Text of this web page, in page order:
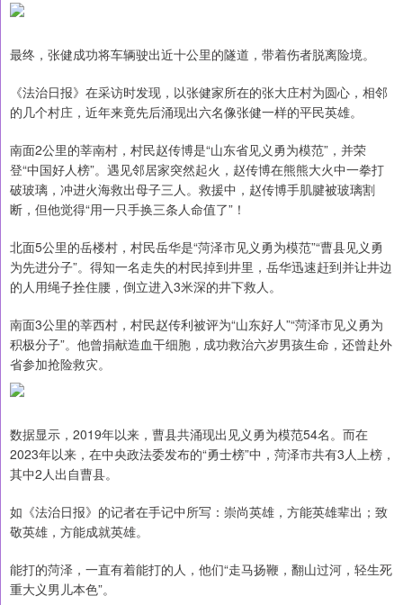
最终，张健成功将车辆驶出近十公里的隧道，带着伤者脱离险境。
《法治日报》在采访时发现，以张健家所在的张大庄村为圆心，相邻
的几个村庄，近年来竟先后涌现出六名像张健一样的平民英雄。
南面2公里的莘南村，村民赵传博是“山东省见义勇为模范”，并荣
登“中国好人榜”。遇见邻居家突然起火，赵传博在熊熊大火中一拳打
破玻璃，冲进火海救出母子三人。救援中，赵传博手肌腱被玻璃割
断，但他觉得“用一只手换三条人命值了”！
北面5公里的岳楼村，村民岳华是“菏泽市见义勇为模范”“曹县见义勇
为先进分子”。得知一名走失的村民掉到井里，岳华迅速赶到并让井边
的人用绳子拴住腰，倒立进入3米深的井下救人。
南面3公里的莘西村，村民赵传利被评为“山东好人”“菏泽市见义勇为
积极分子”。他曾捐献造血干细胞，成功救治六岁男孩生命，还曾赴外
省参加抢险救灾。
数据显示，2019年以来，曹县共涌现出见义勇为模范54名。而在
2023年以来，在中央政法委发布的“勇士榜”中，菏泽市共有3人上榜，
其中2人出自曹县。
如《法治日报》的记者在手记中所写：崇尚英雄，方能英雄辈出；致
敬英雄，方能成就英雄。
能打的菏泽，一直有着能打的人，他们“走马扬鞭，翻山过河，轻生死
重大义男儿本色”。